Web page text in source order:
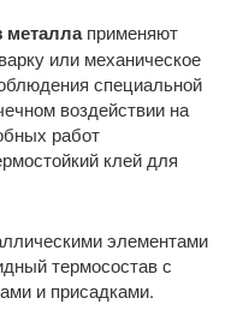
металлаприменяют
или механическое
специальной
воздействии на
работ
клей для
элементами
термосостав с
и присадками.